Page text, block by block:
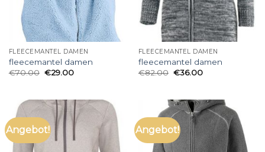
FLEECEMANTEL DAMEN
fleecemantel damen
€70.00 €29.00
FLEECEMANTEL DAMEN
fleecemantel damen
€82.00 €36.00
Angebot! Angebot!